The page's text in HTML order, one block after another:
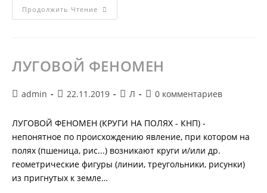
Продолжить Чтение ЛУННАЯ
ПЫЛЬ
ЛУГОВОЙ ФЕНОМЕН
Автор
admin
Запись
22.11.2019
Рубрика
Л
Комментарии
записи:
0 комментариев
ЛУГОВОЙ ФЕНОМЕН (КРУГИ НА ПОЛЯХ - КНП) -
непонятное по происхождению явление, при котором на
полях (пшеница, рис...) возникают круги и/или др.
геометрические фигуры (линии, треугольники, рисунки)
из пригнутых к земле…